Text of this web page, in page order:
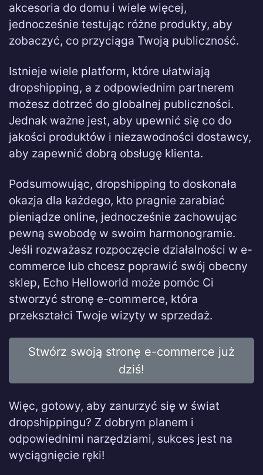
akcesoria do domu i wiele więcej,
jednocześnie testując różne produkty, aby
zobaczyć, co przyciąga Twoją publiczność.
Istnieje wiele platform, które ułatwiają
dropshipping, a z odpowiednim partnerem
możesz dotrzeć do globalnej publiczności.
Jednak ważne jest, aby upewnić się co do
jakości produktów i niezawodności dostawcy,
aby zapewnić dobrą obsługę klienta.
Podsumowując, dropshipping to doskonała
okazja dla każdego, kto pragnie zarabiać
pieniądze online, jednocześnie zachowując
pewną swobodę w swoim harmonogramie.
Jeśli rozważasz rozpoczęcie działalności w e-
commerce lub chcesz poprawić swój obecny
sklep, Echo Helloworld może pomóc Ci
stworzyć stronę e-commerce, która
przekształci Twoje wizyty w sprzedaż.
Stwórz swoją stronę e-commerce już
dziś!
Więc, gotowy, aby zanurzyć się w świat
dropshippingu? Z dobrym planem i
odpowiednimi narzędziami, sukces jest na
wyciągnięcie ręki!